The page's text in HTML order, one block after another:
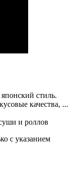
стиль.
качества, ...
и роллов
с указанием